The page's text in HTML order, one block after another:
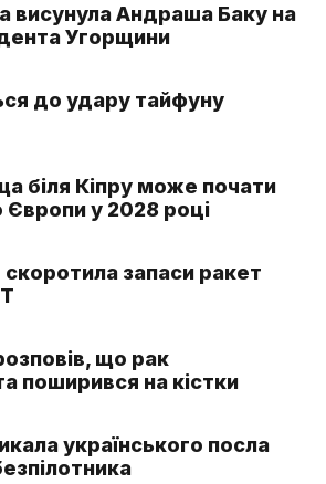
висунула Андраша Баку на
Угорщини
до удару тайфуну
біля Кіпру може почати
у 2028 році
скоротила запаси ракет
що рак
поширився на кістки
українського посла